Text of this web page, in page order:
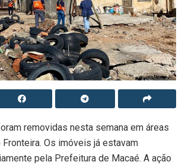
removidas nesta semana em áreas
Os imóveis já estavam
pela Prefeitura de Macaé. A ação